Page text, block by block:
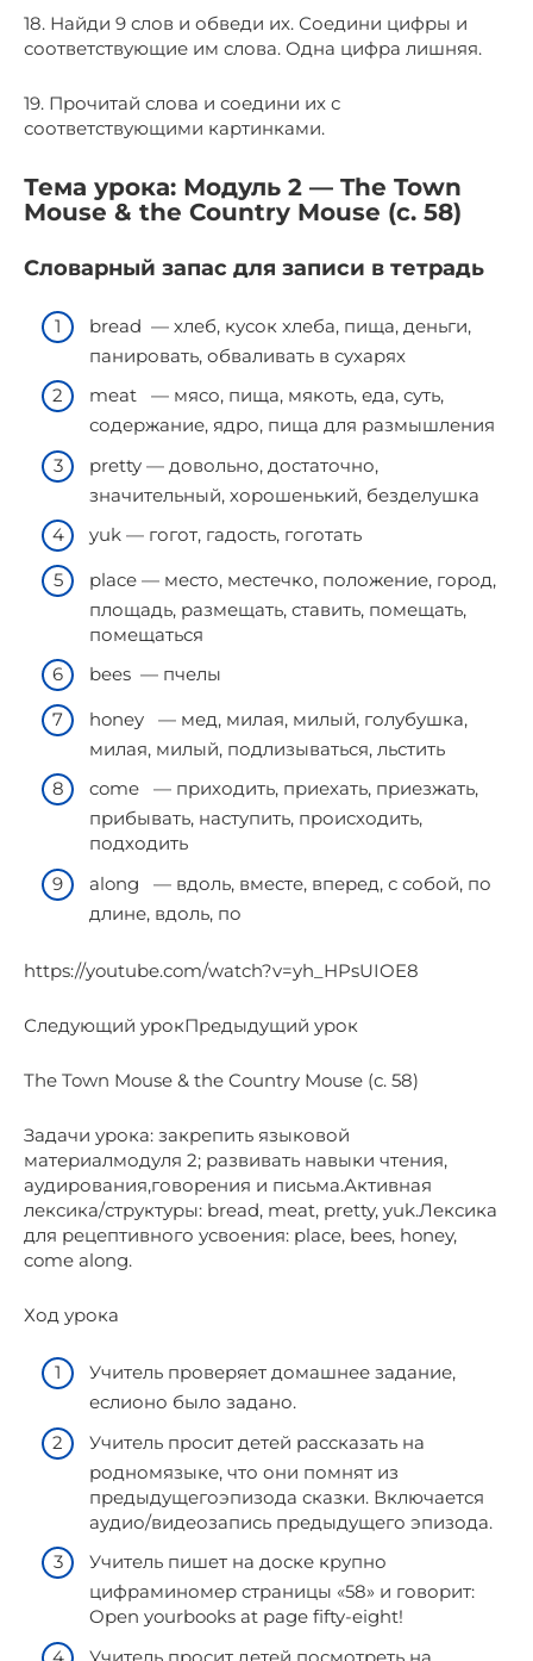
18. Найди 9 слов и обведи их. Соедини цифры и
соответствующие им слова. Одна цифра лишняя.
19. Прочитай слова и соедини их с
соответствующими картинками.
Тема урока: Модуль 2 — The Town
Mouse & the Country Mouse (с. 58)
Словарный запас для записи в тетрадь
bread — хлеб, кусок хлеба, пища, деньги,
панировать, обваливать в сухарях
meat — мясо, пища, мякоть, еда, суть,
содержание, ядро, пища для размышления
pretty — довольно, достаточно,
значительный, хорошенький, безделушка
yuk — гогот, гадость, гоготать
place — место, местечко, положение, город,
площадь, размещать, ставить, помещать,
помещаться
bees — пчелы
honey — мед, милая, милый, голубушка,
милая, милый, подлизываться, льстить
come — приходить, приехать, приезжать,
прибывать, наступить, происходить,
подходить
along — вдоль, вместе, вперед, с собой, по
длине, вдоль, по
https://youtube.com/watch?v=yh_HPsUIOE8
Следующий урокПредыдущий урок
The Town Mouse & the Country Mouse (с. 58)
Задачи урока: закрепить языковой
материалмодуля 2; развивать навыки чтения,
аудирования,говорения и письма.Активная
лексика/структуры: bread, meat, pretty, yuk.Лексика
для рецептивного усвоения: place, bees, honey,
come along.
Ход урока
Учитель проверяет домашнее задание,
еслионо было задано.
Учитель просит детей рассказать на
родномязыке, что они помнят из
предыдущегоэпизода сказки. Включается
аудио/видеозапись предыдущего эпизода.
Учитель пишет на доске крупно
цифраминомер страницы «58» и говорит:
Open yourbooks at page fifty-eight!
Учитель просит детей посмотреть на